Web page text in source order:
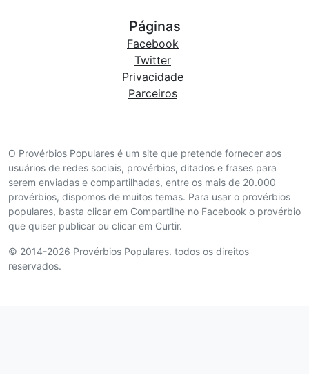
O Provérbios Populares é um site que pretende fornecer aos
usuários de redes sociais, provérbios, ditados e frases para
serem enviadas e compartilhadas, entre os mais de 20.000
provérbios, dispomos de muitos temas. Para usar o provérbios
populares, basta clicar em Compartilhe no Facebook o provérbio
que quiser publicar ou clicar em Curtir.
© 2014-2026 Provérbios Populares. todos os direitos
reservados.
Páginas
Facebook
Twitter
Privacidade
Parceiros